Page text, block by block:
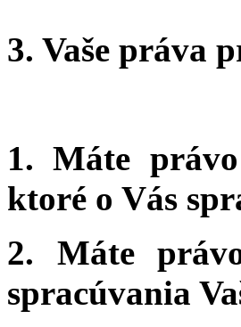
3. Vaše práva
1. Máte
ktoré o Vás
2. Máte
spracúvania